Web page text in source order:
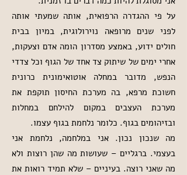
על פי ההגדרה הרפואית, אותה שמעתי אותה
לפני שנים מרופאה נוירולוגית, במיון בבית
חולים ידוע, באמצע מסדרון הומה אדם וצעקות,
אחרי ימים של שיתוק צד אחד של הגוף וכל צדדי
הנפש, מדובר במחלה אוטואימונית כרונית
חשוכת מרפא, בה מערכת החיסון תוקפת את
מערכת העצבים במקום להילחם במחלות
ובזיהומים בגוף. כלומר נלחמת בגוף עצמו.
מה שנכון נכון. אני במלחמה, נלחמת אני
בעצמי. ברגליים – שעושות מה שהן רוצות ולא
מה שאני רוצה. בעיניים – שלא תמיד רואות את